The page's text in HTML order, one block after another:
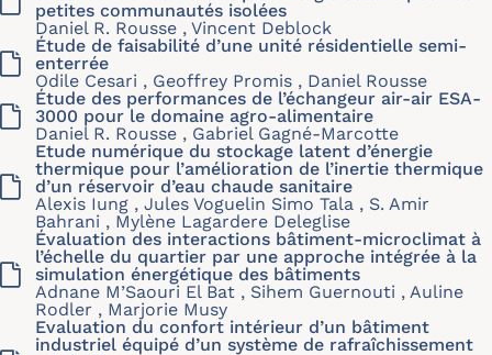
petites communautés isolées
Daniel R. Rousse , Vincent Deblock
Étude de faisabilité d’une unité résidentielle semi-
enterrée
Odile Cesari , Geoffrey Promis , Daniel Rousse
Étude des performances de l’échangeur air-air ESA-
3000 pour le domaine agro-alimentaire
Daniel R. Rousse , Gabriel Gagné-Marcotte
Etude numérique du stockage latent d’énergie
thermique pour l’amélioration de l’inertie thermique
d’un réservoir d’eau chaude sanitaire
Alexis Iung , Jules Voguelin Simo Tala , S. Amir
Bahrani , Mylène Lagardere Deleglise
Évaluation des interactions bâtiment-microclimat à
l’échelle du quartier par une approche intégrée à la
simulation énergétique des bâtiments
Adnane M’Saouri El Bat , Sihem Guernouti , Auline
Rodler , Marjorie Musy
Evaluation du confort intérieur d’un bâtiment
industriel équipé d’un système de rafraîchissement